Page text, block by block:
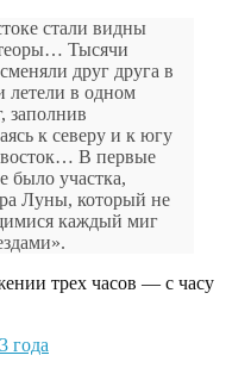
стали видны
Тысячи
друг друга в
летели в одном
заполнив
к северу и к югу
восток… В первые
было участка,
Луны, который не
каждый миг
трех часов — с часу